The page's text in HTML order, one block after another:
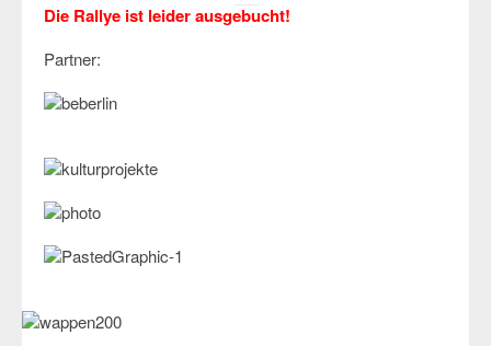
Die Rallye ist leider ausgebucht!
Partner: